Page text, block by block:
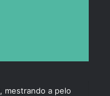
mestrando a pelo